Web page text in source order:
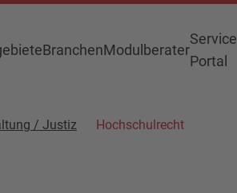
BranchenModulberater
Service
Portal
/ Justiz Hochschulrecht